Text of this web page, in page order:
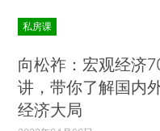
私房课
向松祚：宏观经济
讲，带你了解国内
经济大局